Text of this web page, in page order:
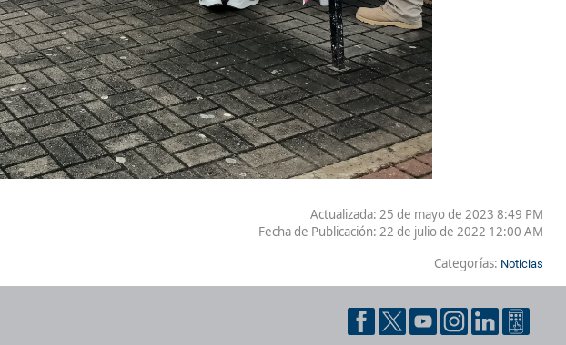
Actualizada: 25 de mayo de 2023 8:49 PM
Fecha de Publicación: 22 de julio de 2022 12:00 AM
Categorías: Noticias